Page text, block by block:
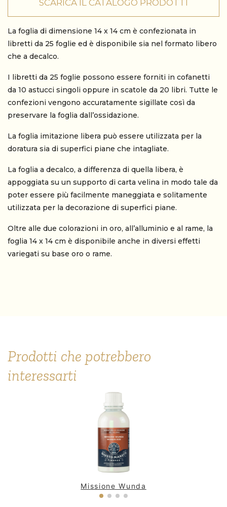
SCARICA IL CATALOGO PRODOTTI
La foglia di dimensione 14 x 14 cm è confezionata in
libretti da 25 foglie ed è disponibile sia nel formato libero
che a decalco.
I libretti da 25 foglie possono essere forniti in cofanetti
da 10 astucci singoli oppure in scatole da 20 libri. Tutte le
confezioni vengono accuratamente sigillate così da
preservare la foglia dall’ossidazione.
La foglia imitazione libera può essere utilizzata per la
doratura sia di superfici piane che intagliate.
La foglia a decalco, a differenza di quella libera, è
appoggiata su un supporto di carta velina in modo tale da
poter essere più facilmente maneggiata e solitamente
utilizzata per la decorazione di superfici piane.
Oltre alle due colorazioni in oro, all’alluminio e al rame, la
foglia 14 x 14 cm è disponibile anche in diversi effetti
variegati su base oro o rame.
Prodotti che potrebbero
interessarti
Missione Wunda